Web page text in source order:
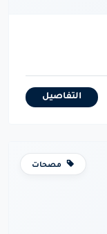
التفاصيل
مصحات